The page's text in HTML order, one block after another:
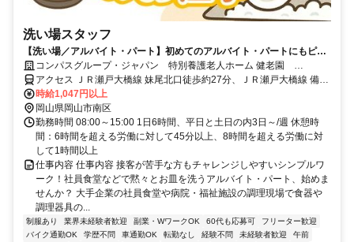
洗い場スタッフ
【洗い場／アルバイト・パート】初めてのアルバイト・パートにもピッ
タリ！未経験歓迎♪
コンパスグループ・ジャパン 特別養護老人ホーム 健老園
65800_p
アクセス ＪＲ瀬戸大橋線 妹尾北口徒歩約27分、ＪＲ瀬戸大橋線 備前
西市徒歩約35分、ＪＲ山陽本線 庭瀬南口徒歩約39分 妹尾駅より徒歩
27分
時給1,047円以上
岡山県岡山市南区
勤務時間 08:00～15:00 1日6時間、平日と土日の内3日～/週 休憩時
間：6時間を超える労働に対して45分以上、8時間を超える労働に対
して1時間以上
仕事内容 仕事内容 接客が苦手な方もチャレンジしやすいシンプルワ
ーク！社員食堂などで黙々とお皿を洗うアルバイト・パート、始めま
せんか？ 大手企業の社員食堂や病院・福祉施設の調理現場で食器や
調理器具の...
制服あり 業界未経験者歓迎 副業・WワークOK 60代も応募可
フリーター歓迎
バイク通勤OK
学歴不問 車通勤OK 転勤なし 経験不問 未経験者歓迎
午前